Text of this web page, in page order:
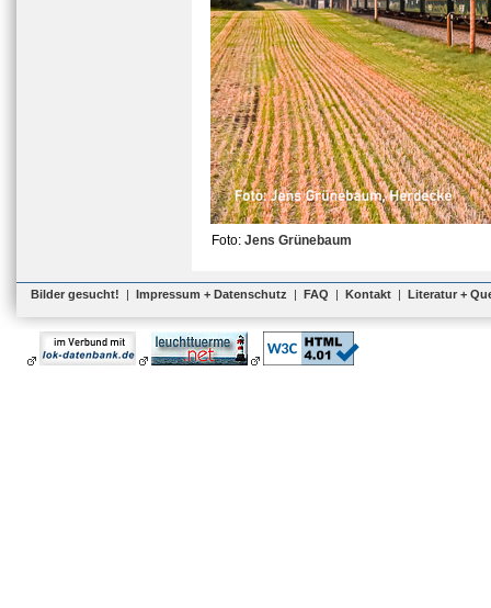
Foto: Jens Grünebaum
Bilder gesucht! | Impressum + Datenschutz | FAQ | Kontakt | Literatur +